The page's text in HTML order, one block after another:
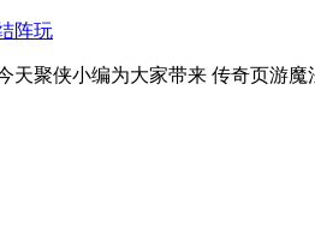
阵玩
聚侠小编为大家带来 传奇页游